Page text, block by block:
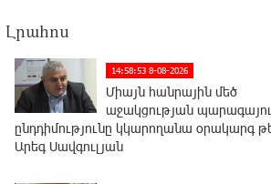
Լրահոս
14:58:53 8-08-2026
Միայն հանրային մեծ
աջակցության
ընդդիմությունը կկարողանա օրակարգ
Արեգ Սավգուլյան